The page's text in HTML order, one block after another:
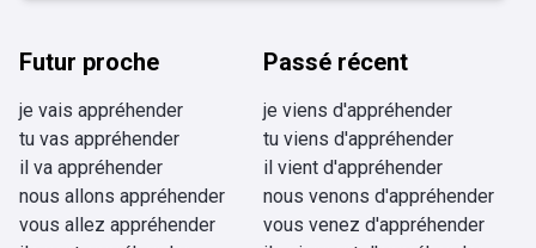
Futur proche
je vais appréhender
tu vas appréhender
il va appréhender
nous allons appréhender
vous allez appréhender
Passé récent
je viens d'appréhender
tu viens d'appréhender
il vient d'appréhender
nous venons d'appréhender
vous venez d'appréhender